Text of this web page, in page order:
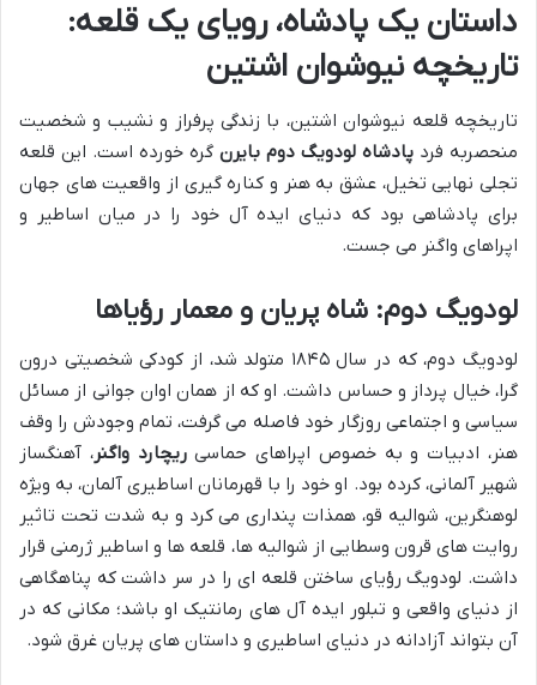
داستان یک پادشاه، رویای یک قلعه:
تاریخچه نیوشوان اشتین
تاریخچه قلعه نیوشوان اشتین، با زندگی پرفراز و نشیب و شخصیت
منحصربه فرد پادشاه لودویگ دوم بایرن گره خورده است. این قلعه
تجلی نهایی تخیل، عشق به هنر و کناره گیری از واقعیت های جهان
برای پادشاهی بود که دنیای ایده آل خود را در میان اساطیر و
اپراهای واگنر می جست.
لودویگ دوم: شاه پریان و معمار رؤیاها
لودویگ دوم، که در سال ۱۸۴۵ متولد شد، از کودکی شخصیتی درون
گرا، خیال پرداز و حساس داشت. او که از همان اوان جوانی از مسائل
سیاسی و اجتماعی روزگار خود فاصله می گرفت، تمام وجودش را وقف
هنر، ادبیات و به خصوص اپراهای حماسیریچارد واگنر، آهنگساز
شهیر آلمانی، کرده بود. او خود را با قهرمانان اساطیری آلمان، به ویژه
لوهنگرین، شوالیه قو، همذات پنداری می کرد و به شدت تحت تاثیر
روایت های قرون وسطایی از شوالیه ها، قلعه ها و اساطیر ژرمنی قرار
داشت. لودویگ رؤیای ساختن قلعه ای را در سر داشت که پناهگاهی
از دنیای واقعی و تبلور ایده آل های رمانتیک او باشد؛ مکانی که در
آن بتواند آزادانه در دنیای اساطیری و داستان های پریان غرق شود.